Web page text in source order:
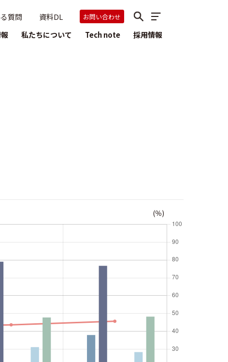
質問 資料DL お問い合わせ
私たちについて Tech note 採用情報
(％)